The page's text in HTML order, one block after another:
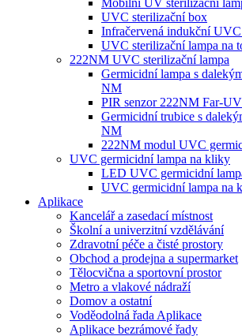
Mobilní UV sterilizační
UVC sterilizační box
Infračervená indukční
UVC sterilizační lampa na
222NM UVC sterilizační lampa
Germicidní lampa s
NM
PIR senzor 222NM Far-
Germicidní trubice s
NM
222NM modul UVC
UVC germicidní lampa na kliky
LED UVC germicidní
UVC germicidní lampa na
Aplikace
Kancelář a zasedací místnost
Školní a univerzitní vzdělávání
Zdravotní péče a čisté prostory
Obchod a prodejna a supermarket
Tělocvična a sportovní prostor
Metro a vlakové nádraží
Domov a ostatní
Voděodolná řada Aplikace
Aplikace bezrámové řady